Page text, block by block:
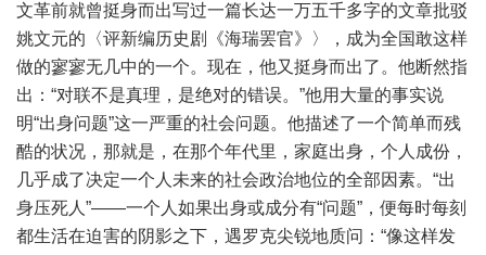
文革前就曾挺身而出写过一篇长达一万五千多字的文章批驳
姚文元的〈评新编历史剧《海瑞罢官》〉，成为全国敢这样
做的寥寥无几中的一个。现在，他又挺身而出了。他断然指
出：“对联不是真理，是绝对的错误。”他用大量的事实说
明“出身问题”这一严重的社会问题。他描述了一个简单而残
酷的状况，那就是，在那个年代里，家庭出身，个人成份，
几乎成了决定一个人未来的社会政治地位的全部因素。“出
身压死人”——一个人如果出身或成分有“问题”，便每时每刻
都生活在迫害的阴影之下，遇罗克尖锐地质问：“像这样发